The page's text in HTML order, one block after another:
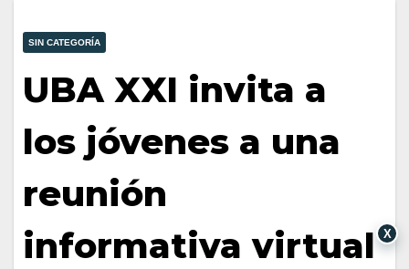
SIN CATEGORÍA
UBA XXI invita a
los jóvenes a una
reunión
informativa virtual
X